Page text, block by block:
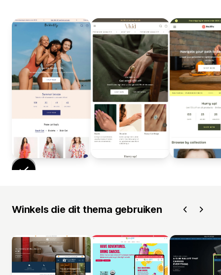
Winkels die dit thema gebruiken